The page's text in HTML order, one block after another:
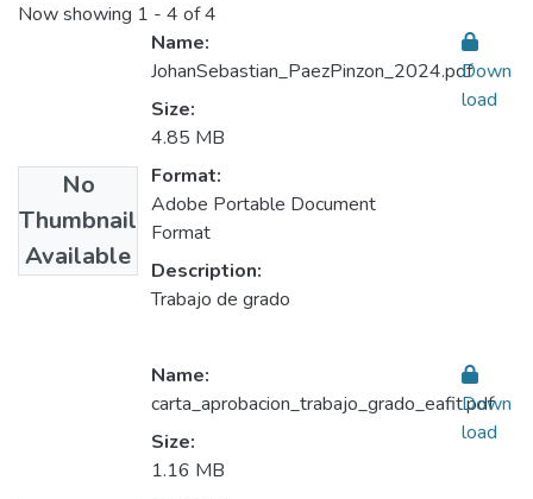
Now showing 1 - 4 of 4
No
Thumbnail
Available
Name:
JohanSebastian_PaezPinzon_2024.pdf
Size:
4.85 MB
Format:
Adobe Portable Document
Format
Description:
Trabajo de grado
Down
load
Name:
carta_aprobacion_trabajo_grado_eafit.pdf
Size:
1.16 MB
Down
load